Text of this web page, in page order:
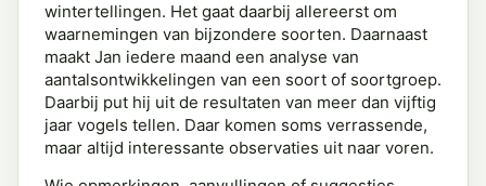
wintertellingen. Het gaat daarbij allereerst om
waarnemingen van bijzondere soorten. Daarnaast
maakt Jan iedere maand een analyse van
aantalsontwikkelingen van een soort of soortgroep.
Daarbij put hij uit de resultaten van meer dan vijftig
jaar vogels tellen. Daar komen soms verrassende,
maar altijd interessante observaties uit naar voren.